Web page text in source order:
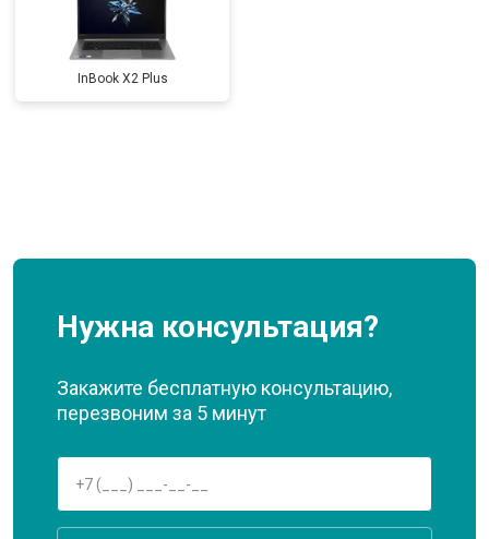
InBook X2 Plus
Нужна консультация?
Закажите бесплатную консультацию,
перезвоним за 5 минут